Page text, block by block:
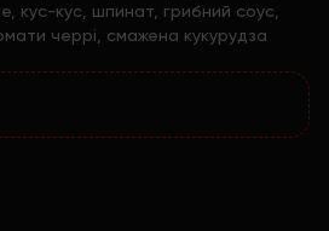
кус-кус, шпинат, грибний соус,
черрі, смажена кукурудза